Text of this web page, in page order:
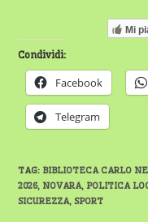
Mi
Condividi:
Facebook
Telegram
TAG: BIBLIOTECA CARLO
2026, NOVARA, POLITICA
SICUREZZA, SPORT